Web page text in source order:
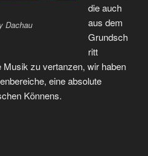
Dachau
die auch
aus dem
Grundsch
ritt
Musik zu vertanzen, wir haben
eine absolute
Könnens.